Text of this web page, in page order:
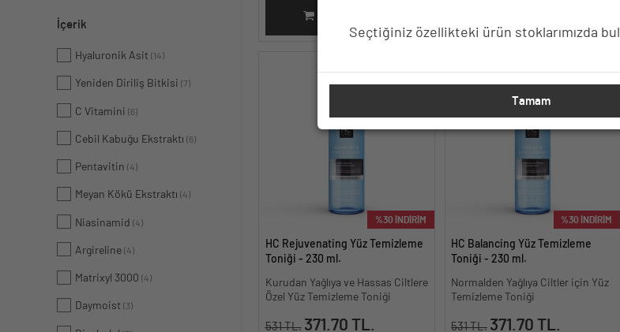
İçerik
Hyaluronik Asit (14)
Yeniden Diriliş Bitkisi (7)
C Vitamini (6)
Cebil Kabuğu Ekstraktı (6)
Pentavitin (4)
Meyan Kökü Ekstraktı (4)
Niasinamid (4)
Argireline (4)
Matrixyl 3000 (4)
Daymoist (3)
%30 İNDİRİM
HC Rejuvenating Yüz Temizleme
Toniği - 230 ml.
Kurudan Yağlıya ve Hassas Ciltlere
Özel Yüz Temizleme Toniği
531 TL. 371.70 TL.
%30 İNDİRİM
HC Balancing Yüz Temizleme
Toniği - 230 ml.
Normalden Yağlıya Ciltler için Yüz
Temizleme Toniği
531 TL. 371.70 TL.
Seçtiğiniz özellikteki ürün stoklarımızda
Tamam